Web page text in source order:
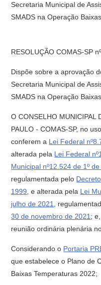
Secretaria Municipal de
SMADS na Operação
RESOLUÇÃO COMAS-SP
Dispõe sobre a aprovação
Secretaria Municipal de
SMADS na Operação
O CONSELHO MUNICIPAL
PAULO - COMAS-SP, no
conferem a Lei Federal
alterada pela Lei Federal
Municipal nº12.524 de 1º
regulamentada pelo
1999 , e alterada pela Lei
julho de 2021
,
30 de novembro de 2021 ;
reunião ordinária plenária
Considerando o Portaria
que estabelece o Plano de
Baixas Temperaturas 2022;